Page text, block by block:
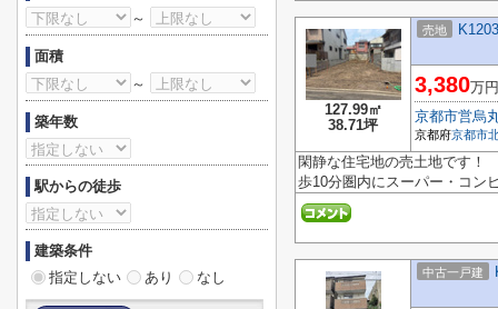
127.99㎡
38.71坪
売地
3,380万円
京都市営烏
京都府京都市
閑静な住宅地の売土地です
歩10分圏内にスーパー・コ
中古一戸建
～
面積
～
築年数
駅からの徒歩
建築条件
指定しない
あり なし